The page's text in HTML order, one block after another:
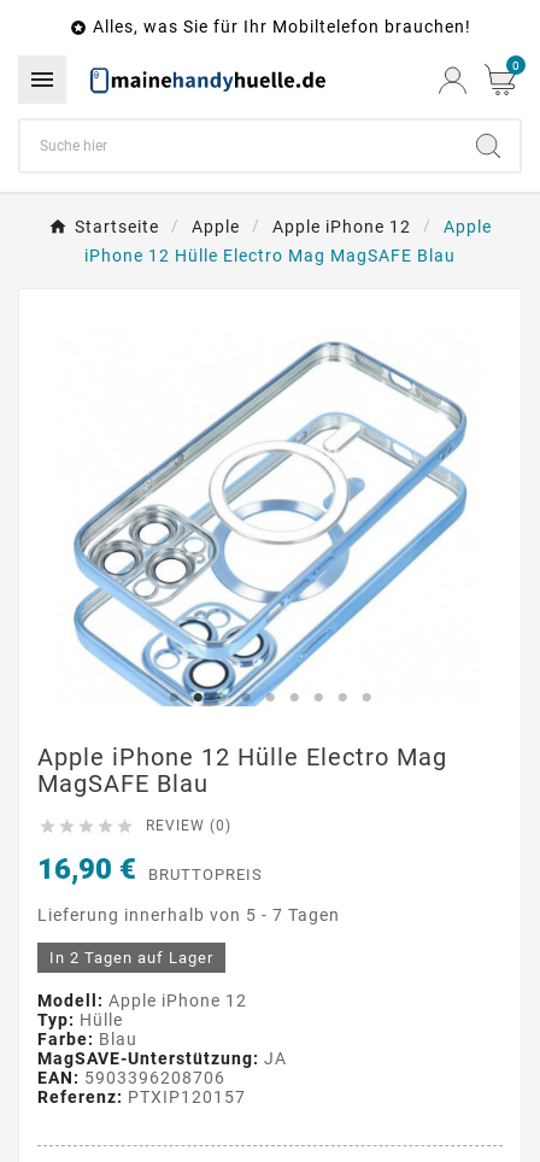
 Alles, was Sie für Ihr Mobiltelefon brauchen!
 0
Startseite Apple Apple iPhone 12
Apple
iPhone 12 Hülle Electro Mag MagSAFE Blau
Apple iPhone 12 Hülle Electro Mag
MagSAFE Blau
     REVIEW (0)
16,90 € BRUTTOPREIS
Lieferung innerhalb von 5 - 7 Tagen
In 2 Tagen auf Lager
Modell: Apple iPhone 12
Typ: Hülle
Farbe: Blau
MagSAVE-Unterstützung: JA
EAN: 5903396208706
Referenz: PTXIP120157